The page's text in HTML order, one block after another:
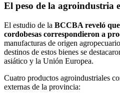
El peso de la agroindustria
El estudio de la BCCBA reveló
cordobesas correspondieron a
manufacturas de origen
destinos de estos bienes se
asiático y la Unión Europea.
Cuatro productos agroindustriales
externas de la provincia: